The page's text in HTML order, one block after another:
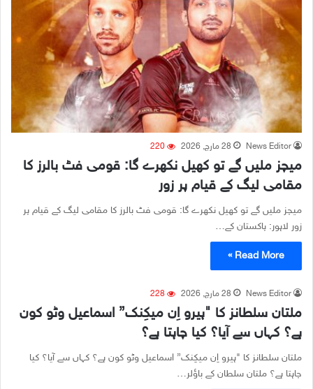
News Editor 28 مارچ, 2026 220
میچز ملیں گے تو کھیل نکھرے گا: قومی فٹ بالرز کا
مقامی لیگ کے قیام پر زور
میچز ملیں گے تو کھیل نکھرے گا: قومی فٹ بالرز کا مقامی لیگ کے قیام پر
زور لاہور: پاکستان کے…
Read More »
News Editor 28 مارچ, 2026 228
ملتان سلطانز کا "ہیرو اِن میکِنک” اسماعیل وٹو کون
ہے؟ کہاں سے آیا؟ کیا چاہتا ہے؟
ملتان سلطانز کا "ہیرو اِن میکِنک” اسماعیل وٹو کون ہے؟ کہاں سے آیا؟ کیا
چاہتا ہے؟ ملتان سلطان کے باؤلر…